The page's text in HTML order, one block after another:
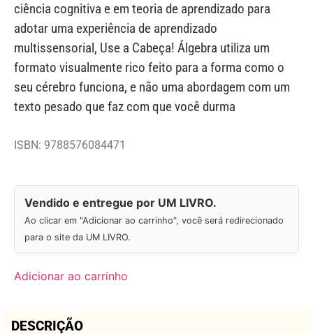
ciência cognitiva e em teoria de aprendizado para
adotar uma experiência de aprendizado
multissensorial, Use a Cabeça! Álgebra utiliza um
formato visualmente rico feito para a forma como o
seu cérebro funciona, e não uma abordagem com um
texto pesado que faz com que você durma
ISBN: 9788576084471
Vendido e entregue por UM LIVRO.
Ao clicar em "Adicionar ao carrinho", você será redirecionado
para o site da UM LIVRO.
Adicionar ao carrinho
DESCRIÇÃO